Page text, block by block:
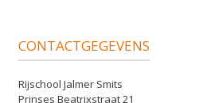
CONTACTGEGEVENS
Rijschool Jalmer Smits
Prinses Beatrixstraat 21